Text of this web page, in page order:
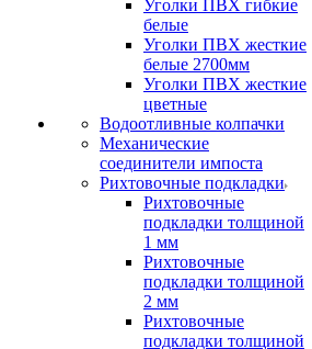
Уголки ПВХ гибкие
белые
Уголки ПВХ жесткие
белые 2700мм
Уголки ПВХ жесткие
цветные
Водоотливные колпачки
Механические
соединители импоста
Рихтовочные подкладки
Рихтовочные
подкладки толщиной
1 мм
Рихтовочные
подкладки толщиной
2 мм
Рихтовочные
подкладки толщиной